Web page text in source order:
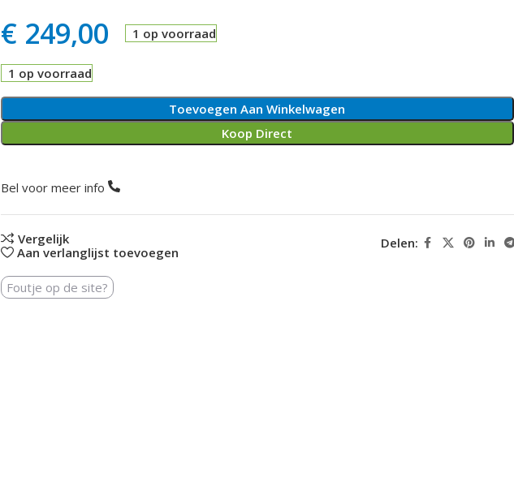
€249,00 1 op voorraad
1 op voorraad
Toevoegen Aan Winkelwagen
Koop Direct
Bel voor meer info
Vergelijk
Aan verlanglijst toevoegen
Delen:
Foutje op de site?